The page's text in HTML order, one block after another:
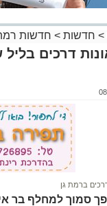
> חדשות > חדשות
דרכים
ברמת גן
סמוך למחלף בר